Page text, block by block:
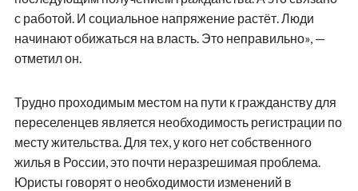
с работой. И социальное напряжение растёт. Люди
начинают обижаться на власть. Это неправильно», —
отметил он.
Трудно проходимым местом на пути к гражданству для
переселенцев является необходимость регистрации по
месту жительства. Для тех, у кого нет собственного
жилья в России, это почти неразрешимая проблема.
Юристы говорят о необходимости изменений в